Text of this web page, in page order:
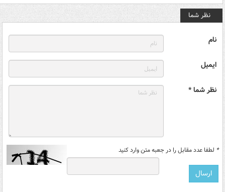
نظر شما
نام
ایمیل
نظر شما *
* لطفا عدد مقابل را در جعبه متن وارد کنید